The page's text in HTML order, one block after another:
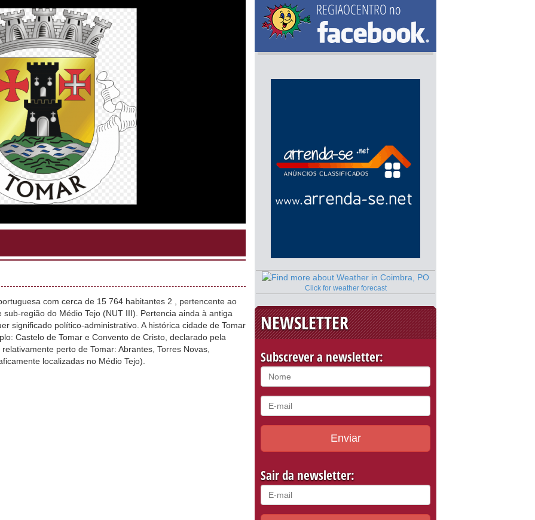
com cerca de 15 764 habitantes 2 , pertencente ao
região do Médio Tejo (NUT III). Pertencia ainda à antiga
significado político-administrativo. A histórica cidade de Tomar
Castelo de Tomar e Convento de Cristo, declarado pela
perto de Tomar: Abrantes, Torres Novas,
localizadas no Médio Tejo).
Click for weather forecast
NEWSLETTER
Subscrever a newsletter:
Enviar
Sair da newsletter: